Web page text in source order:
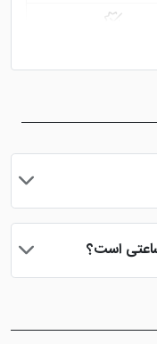
دید شهر
تعداد نفرات می توانید
است؟
ساعت تحویل اتاق ساعت 2 بعد از ظهر و ساعت تخلیه اتاق 12 ظهر